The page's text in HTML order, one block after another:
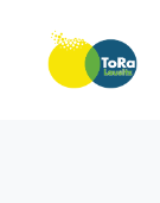
content